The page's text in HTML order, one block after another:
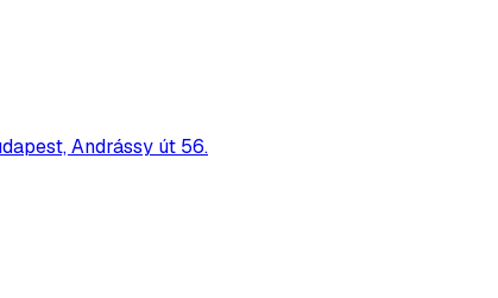
Andrássy út 56.